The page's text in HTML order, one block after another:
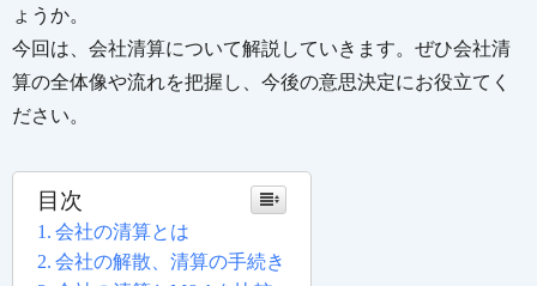
ょうか。
今回は、会社清算について解説していきます。ぜひ会社清
算の全体像や流れを把握し、今後の意思決定にお役立てく
ださい。
目次
会社の清算とは
会社の解散、清算の手続き